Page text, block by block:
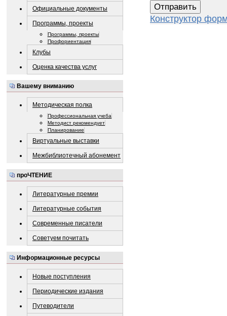
Официальные документы
Программы, проекты
Программы, проекты
Профориентация
Клубы
Оценка качества услуг
Вашему вниманию
Методическая полка
Профессиональная учеба
Методист рекомендует
Планирование
Виртуальные выставки
Межбиблиотечный абонемент
проЧТЕНИЕ
Литературные премии
Литературные события
Современные писатели
Советуем почитать
Информационные ресурсы
Новые поступления
Периодические издания
Путеводители
Конструктор